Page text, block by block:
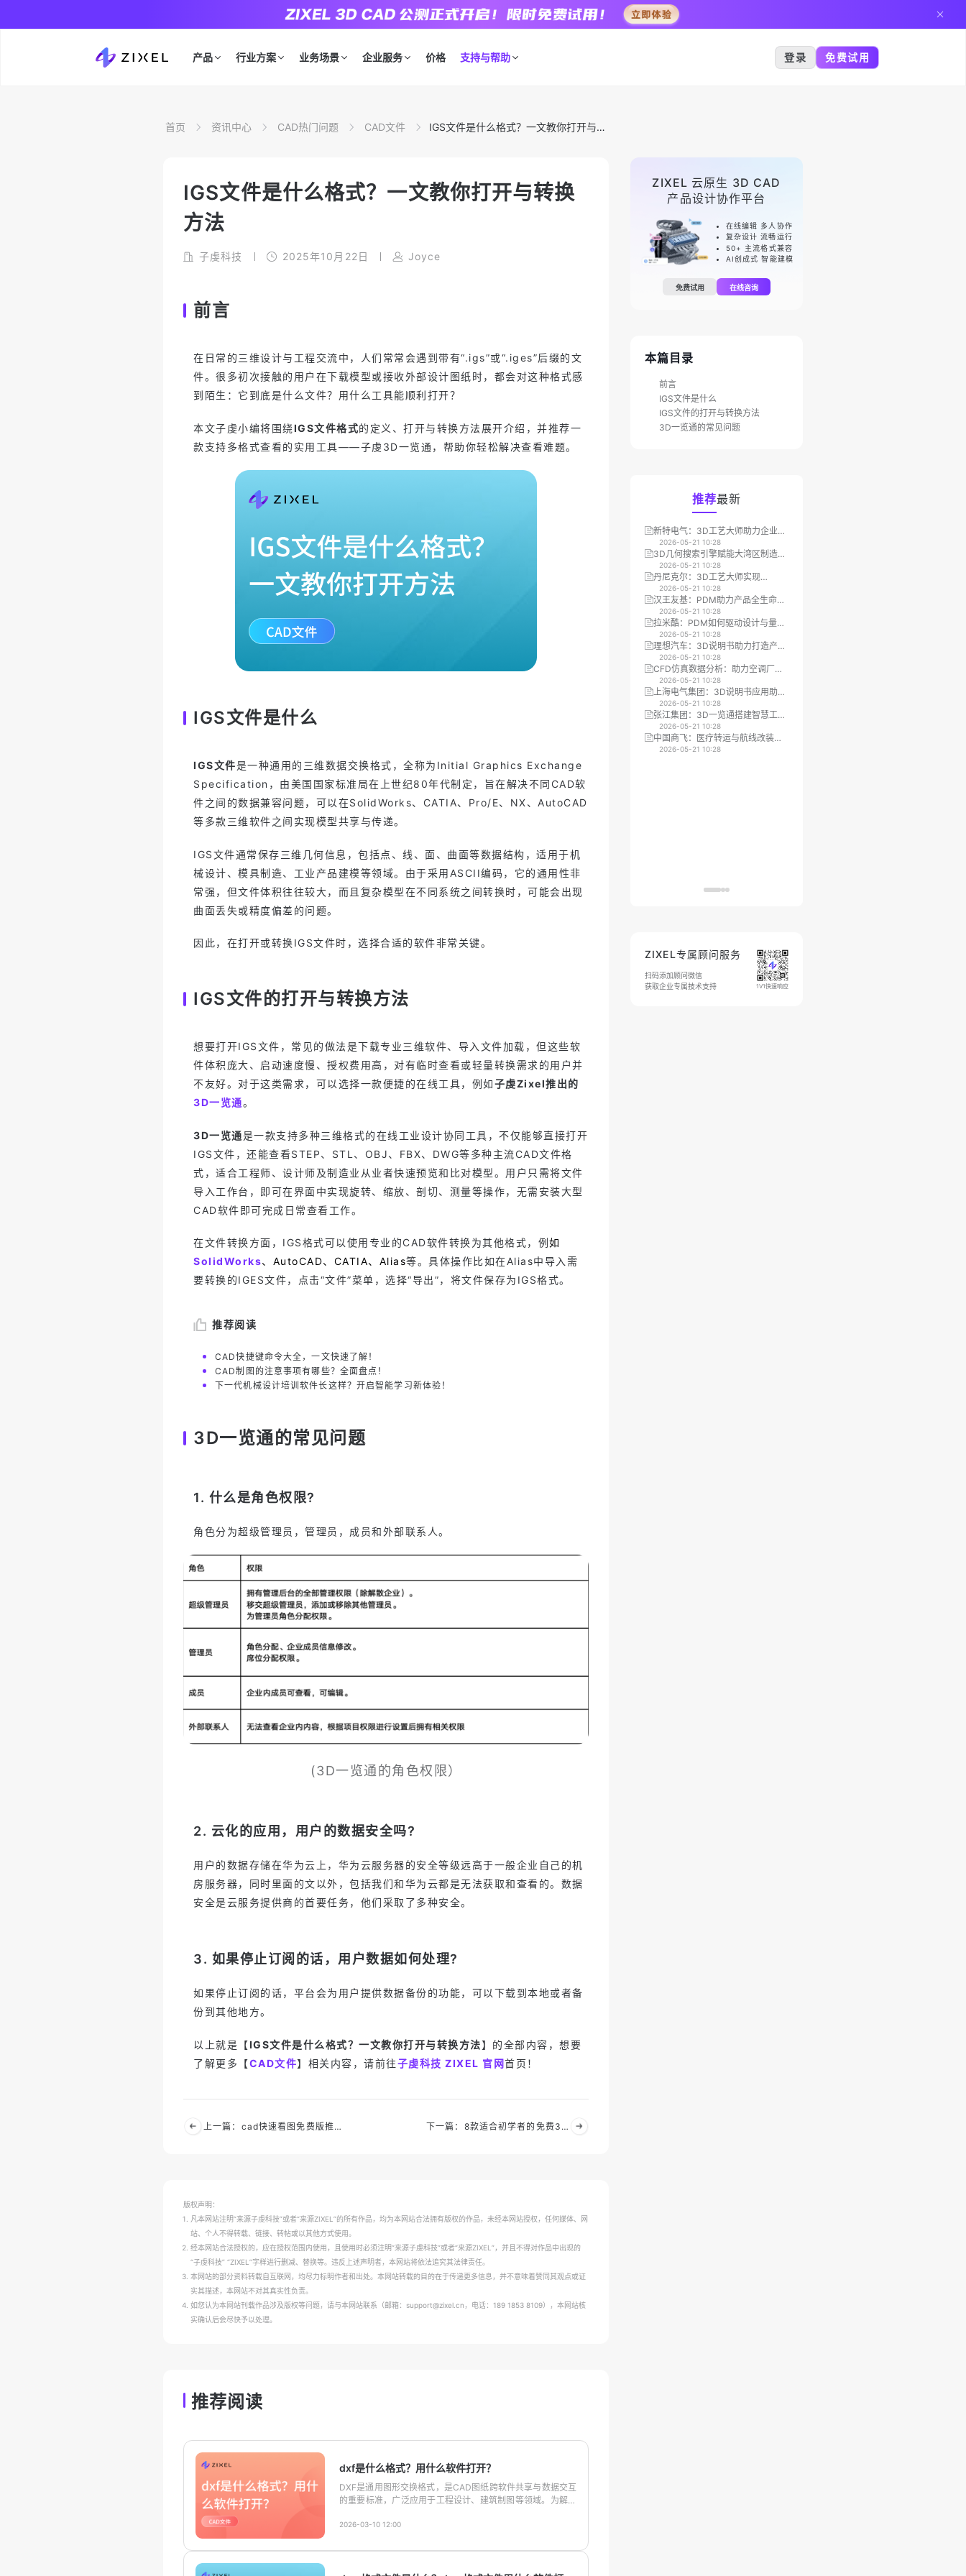
产品 行业方案 业务场景 企业服务 价格 支持与帮助 登录 免费试用
首页 资讯中心 CAD热门问题 CAD文件
IGS文件是什么格式？一文教你打开与转
IGS文件是什么格式？一文教你打开与转换
方法
子虔科技 2025年10月22日 Joyce
前言
在日常的三维设计与工程交流中，人们常常会遇到带有“.igs”或“.iges”后缀的文
件。很多初次接触的用户在下载模型或接收外部设计图纸时，都会对这种格式感
到陌生：它到底是什么文件？用什么工具能顺利打开？
本文子虔小编将围绕IGS文件格式的定义、打开与转换方法展开介绍，并推荐一
款支持多格式查看的实用工具——子虔3D一览通，帮助你轻松解决查看难题。
IGS文件是什么
IGS文件是一种通用的三维数据交换格式，全称为Initial Graphics Exchange
Specification，由美国国家标准局在上世纪80年代制定，旨在解决不同CAD软
件之间的数据兼容问题，可以在SolidWorks、CATIA、Pro/E、NX、AutoCAD
等多款三维软件之间实现模型共享与传递。
IGS文件通常保存三维几何信息，包括点、线、面、曲面等数据结构，适用于机
械设计、模具制造、工业产品建模等领域。由于采用ASCII编码，它的通用性非
常强，但文件体积往往较大，而且复杂模型在不同系统之间转换时，可能会出现
曲面丢失或精度偏差的问题。
因此，在打开或转换IGS文件时，选择合适的软件非常关键。
IGS文件的打开与转换方法
想要打开IGS文件，常见的做法是下载专业三维软件、导入文件加载，但这些软
件体积庞大、启动速度慢、授权费用高，对有临时查看或轻量转换需求的用户并
不友好。对于这类需求，可以选择一款便捷的在线工具，例如子虔Zixel推出的
3D一览通。
3D一览通是一款支持多种三维格式的在线工业设计协同工具，不仅能够直接打开
IGS文件，还能查看STEP、STL、OBJ、FBX、DWG等多种主流CAD文件格
式，适合工程师、设计师及制造业从业者快速预览和比对模型。用户只需将文件
导入工作台，即可在界面中实现旋转、缩放、剖切、测量等操作，无需安装大型
CAD软件即可完成日常查看工作。
在文件转换方面，IGS格式可以使用专业的CAD软件转换为其他格式，例如
SolidWorks、AutoCAD、CATIA、Alias等。具体操作比如在Alias中导入需
要转换的IGES文件，点击“文件”菜单，选择“导出”，将文件保存为IGS格式。
推荐阅读
CAD快捷键命令大全，一文快速了解！
CAD制图的注意事项有哪些？全面盘点！
下一代机械设计培训软件长这样？开启智能学习新体验！
3D一览通的常见问题
1. 什么是角色权限?
角色分为超级管理员，管理员，成员和外部联系人。
(3D一览通的角色权限）
2. 云化的应用，用户的数据安全吗?
用户的数据存储在华为云上，华为云服务器的安全等级远高于一般企业自己的机
房服务器，同时里面的文以外，包括我们和华为云都是无法获取和查看的。数据
安全是云服务提供商的首要任务，他们采取了多种安全。
3. 如果停止订阅的话，用户数据如何处理?
如果停止订阅的话，平台会为用户提供数据备份的功能，可以下载到本地或者备
份到其他地方。
以上就是【IGS文件是什么格式？一文教你打开与转换方法】的全部内容，想要
了解更多【CAD文件】相关内容，请前往子虔科技 ZIXEL 官网首页！
上一篇：cad快速看图免费版推荐：云端CAD看图软件免费试用入口直达→ 下一篇：8款适合初学者的免费3d建模软件，一文梳理！
版权声明：
凡本网站注明“来源子虔科技”或者“来源ZIXEL”的所有作品，均为本网站合法拥有版权的作品，未经本网站授权，任何媒体、网
站、个人不得转载、链接、转帖或以其他方式使用。
经本网站合法授权的，应在授权范围内使用，且使用时必须注明“来源子虔科技”或者“来源ZIXEL”，并且不得对作品中出现的
“子虔科技” “ZIXEL”字样进行删减、替换等。违反上述声明者，本网站将依法追究其法律责任。
本网站的部分资料转载自互联网，均尽力标明作者和出处。本网站转载的目的在于传递更多信息，并不意味着赞同其观点或证
实其描述，本网站不对其真实性负责。
如您认为本网站刊载作品涉及版权等问题，请与本网站联系（邮箱：support@zixel.cn，电话：189 1853 8109），本网站核
实确认后会尽快予以处理。
推荐阅读
dxf是什么格式？用什么软件打开？
DXF是通用图形交换格式，是CAD图纸跨软件共享与数据交互
的重要标准，广泛应用于工程设计、建筑制图等领域。为解决
编将对DXF是什么格式进行全面阐释，并给大家介绍一款超便
起来看看吧。
2026-03-10 12:00
ZIXEL 云原生 3D CAD
产品设计协作平台
在线编辑 多人协作
复杂设计 流畅运行
50+ 主流格式兼容
AI创成式 智能建模
免费试用 在线咨询
本篇目录
前言
IGS文件是什么
IGS文件的打开与转换方法
3D一览通的常见问题
推荐最新
新特电气：3D工艺大师助力企业数
字化转型
2026-05-21 10:28
3D几何搜索引擎赋能大湾区制造
业，重塑3D模型重用与管理效率
2026-05-21 10:28
丹尼克尔：3D工艺大师实现
MBOM/SOP编辑效率大幅提升
2026-05-21 10:28
汉王友基：PDM助力产品全生命周
期项目管理
2026-05-21 10:28
拉米酷：PDM如何驱动设计与量产
环节的变更协同提效
2026-05-21 10:28
理想汽车：3D说明书助力打造产品
配置器，加速生产进程
2026-05-21 10:28
CFD仿真数据分析：助力空调厂商
提升设计与市场沟通效率
2026-05-21 10:28
上海电气集团：3D说明书应用助力
工厂设备状态监测
2026-05-21 10:28
张江集团：3D一览通搭建智慧工地
平台，助力智能建造与设计协同
2026-05-21 10:28
中国商飞：医疗转运与航线改装仿
真平台提升培训与设计效率
2026-05-21 10:28
能CAD如何驱动下一代创新
2025-05-30 15:04
在Mac上不能用SolidWorks？Zixel
ZIXEL专属顾问服务
扫码添加顾问微信
获取企业专属技术支持
1V1快速响应